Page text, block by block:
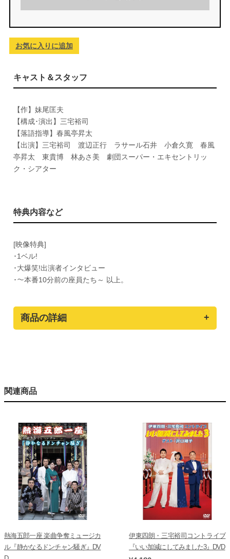
お気に入りに追加
キャスト＆スタッフ
【作】妹尾匡夫
【構成･演出】三宅裕司
【落語指導】春風亭昇太
【出演】三宅裕司 渡辺正行 ラサール石井 小倉久寛 春風
亭昇太 東貴博 林あさ美 劇団スーパー・エキセントリッ
ク・シアター
特典内容など
[映像特典]
･1ベル!
･大爆笑!出演者インタビュー
･～本番10分前の座員たち～ 以上。
商品の詳細
関連商品
熱海五郎一座 楽曲争奪ミュージカ
ル『静かなるドンチャン騒ぎ』DV
伊東四朗・三宅裕司コントライブ
『いい加減にしてみました3』DVD